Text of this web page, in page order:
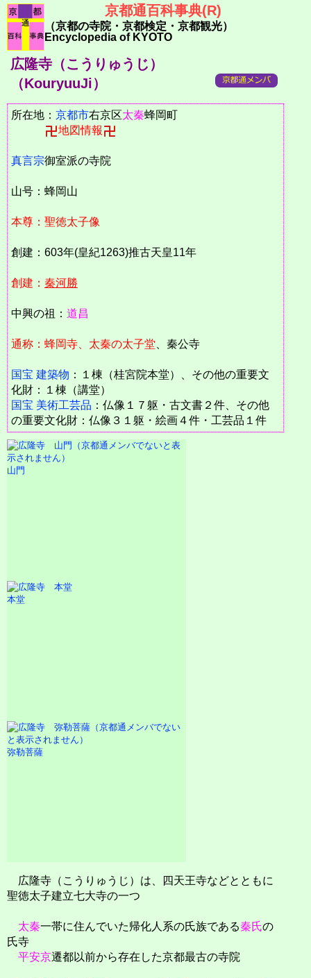
京都通百科事典(R)
（京都の寺院・京都検定・京都観光）
Encyclopedia of KYOTO
広隆寺（こうりゅうじ）
（KouryuuJi）
所在地： 京都市右京区太秦蜂岡町
地図情報
真言宗御室派の寺院
山号：蜂岡山
本尊：聖徳太子像
創建：603年(皇紀1263)推古天皇11年
創建： 秦河勝
中興の祖： 道昌
通称：蜂岡寺、太秦の太子堂 、秦公寺
国宝 建築物 ：１棟（桂宮院本堂）、その他の重要文
化財：１棟（講堂）
国宝 美術工芸品 ：仏像１７躯・古文書２件、その他
の重要文化財：仏像３１躯・絵画４件・工芸品１件
山門
本堂
弥勒菩薩
広隆寺（こうりゅうじ）は、四天王寺などとともに
聖徳太子建立七大寺の一つ
太秦一帯に住んでいた帰化人系の氏族である秦氏の
氏寺
平安京遷都以前から存在した京都最古の寺院